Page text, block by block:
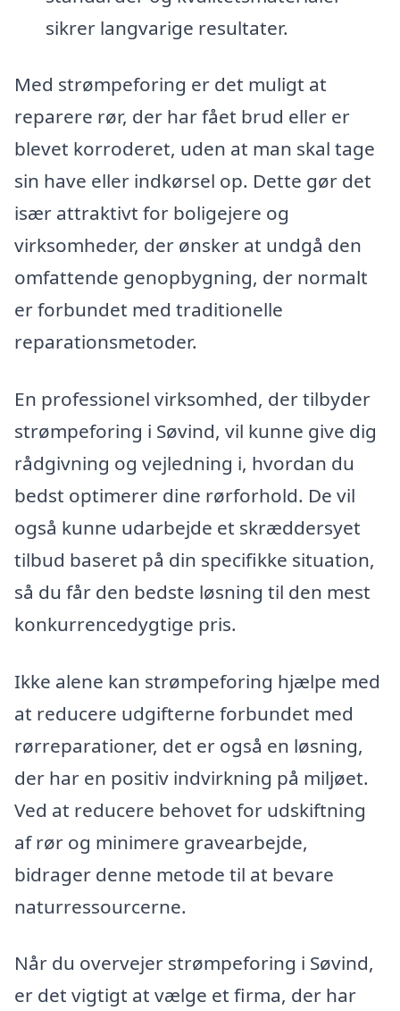
sikrer langvarige resultater.
Med strømpeforing er det muligt at
reparere rør, der har fået brud eller er
blevet korroderet, uden at man skal tage
sin have eller indkørsel op. Dette gør det
især attraktivt for boligejere og
virksomheder, der ønsker at undgå den
omfattende genopbygning, der normalt
er forbundet med traditionelle
reparationsmetoder.
En professionel virksomhed, der tilbyder
strømpeforing i Søvind, vil kunne give dig
rådgivning og vejledning i, hvordan du
bedst optimerer dine rørforhold. De vil
også kunne udarbejde et skræddersyet
tilbud baseret på din specifikke situation,
så du får den bedste løsning til den mest
konkurrencedygtige pris.
Ikke alene kan strømpeforing hjælpe med
at reducere udgifterne forbundet med
rørreparationer, det er også en løsning,
der har en positiv indvirkning på miljøet.
Ved at reducere behovet for udskiftning
af rør og minimere gravearbejde,
bidrager denne metode til at bevare
naturressourcerne.
Når du overvejer strømpeforing i Søvind,
er det vigtigt at vælge et firma, der har